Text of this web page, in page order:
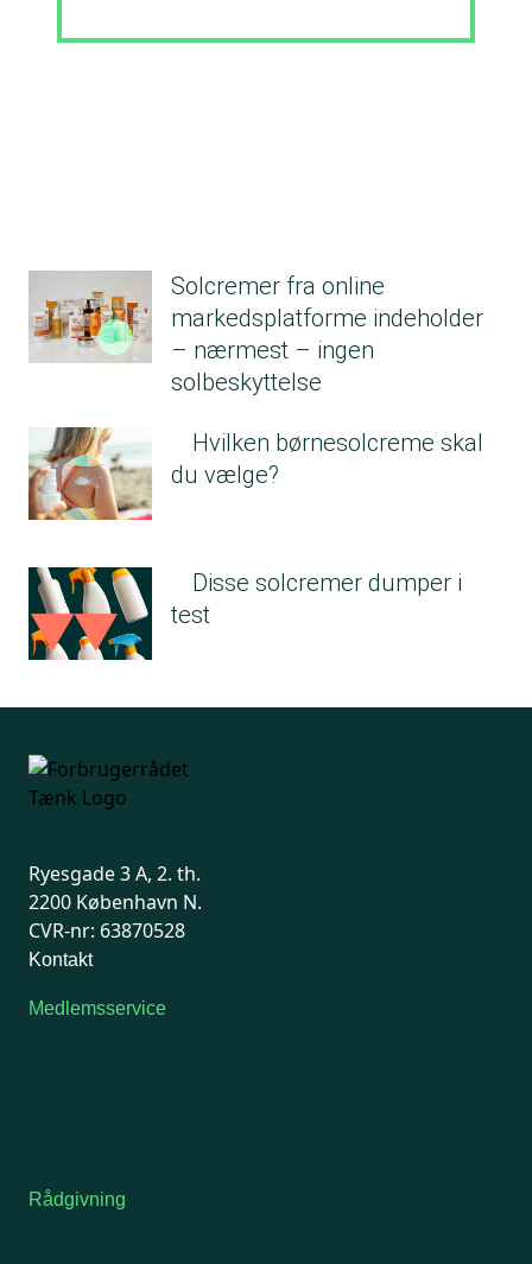
Solcremer fra online
markedsplatforme indeholder
– nærmest – ingen
solbeskyttelse
Hvilken børnesolcreme skal
du vælge?
Disse solcremer dumper i
test
Ryesgade 3 A, 2. th.
2200 København N.
CVR-nr: 63870528
Kontakt
Medlemsservice
Rådgivning